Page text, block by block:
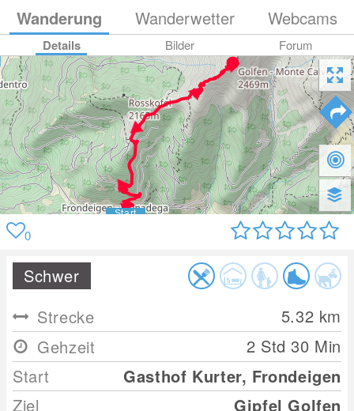
Wanderung Wanderwetter Webcams
Details Bilder Forum
0
Schwer
Strecke
5.32 km
Gehzeit
2 Std 30 Min
Start
Gasthof Kurter, Frondeigen
Ziel
Gipfel Golfen